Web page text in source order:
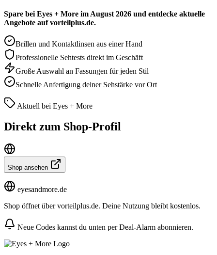
Spare bei Eyes + More im August 2026 und entdecke aktuelle
Angebote auf vorteilplus.de.
Brillen und Kontaktlinsen aus einer Hand
Professionelle Sehtests direkt im Geschäft
Große Auswahl an Fassungen für jeden Stil
Schnelle Anfertigung deiner Sehstärke vor Ort
Aktuell bei Eyes + More
Direkt zum Shop-Profil
Shop ansehen
eyesandmore.de
Shop öffnet über vorteilplus.de. Deine Nutzung bleibt kostenlos.
Neue Codes kannst du unten per Deal-Alarm abonnieren.